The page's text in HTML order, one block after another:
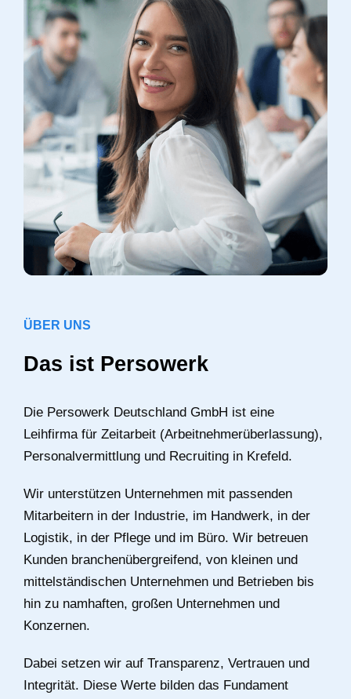
ÜBER UNS
Das ist Persowerk
Die Persowerk Deutschland GmbH ist eine
Leihfirma für Zeitarbeit (Arbeitnehmerüberlassung),
Personalvermittlung und Recruiting in Krefeld.
Wir unterstützen Unternehmen mit passenden
Mitarbeitern in der Industrie, im Handwerk, in der
Logistik, in der Pflege und im Büro. Wir betreuen
Kunden branchenübergreifend, von kleinen und
mittelständischen Unternehmen und Betrieben bis
hin zu namhaften, großen Unternehmen und
Konzernen.
Dabei setzen wir auf Transparenz, Vertrauen und
Integrität. Diese Werte bilden das Fundament